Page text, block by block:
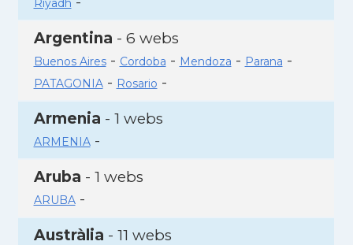
Riyadh
Argentina - 6 webs
Buenos Aires- Cordoba - Mendoza - Parana -
PATAGONIA- Rosario -
Armenia - 1 webs
ARMENIA-
Aruba - 1 webs
ARUBA-
Austràlia - 11 webs